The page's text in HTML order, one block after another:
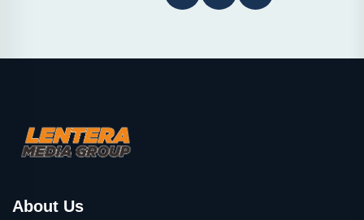
About Us